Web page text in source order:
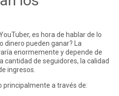
es hora de hablar de lo
dinero pueden ganar? La
enormemente y depende de
cantidad de seguidores, la calidad
ingresos.
principalmente a través de: